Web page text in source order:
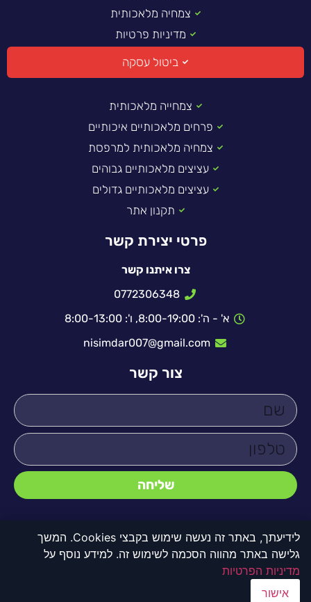
לידיעתך, באתר זה נעשה שימוש בקבצי Cookies. המשך
גלישה באתר מהווה הסכמה לשימוש זה. למידע נוסף על
מדיניות הפרטיות
אישור
צמחיה מלאכותית
מדיניות פרטיות
ביטול עסקה
צמחייה מלאכותית
פרחים מלאכותיים איכותיים
צמחיה מלאכותית למרפסת
עציצים מלאכותיים גבוהים
עציצים מלאכותיים גדולים
תקנון אתר
פרטי יצירת קשר
צרו איתנו קשר
0772306348
א' - ה': 8:00-19:00, ו': 8:00-13:00
nisimdar007@gmail.com
צור קשר
שליחה
© כל הזכויות שמורות לדקו 2000